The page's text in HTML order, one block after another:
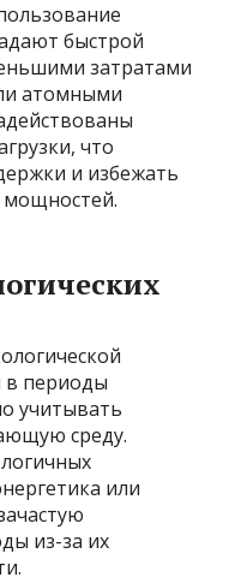
быстрой
затратами
атомными
что
и избежать
мощностей.
в периоды
учитывать
среду.
или
из-за их